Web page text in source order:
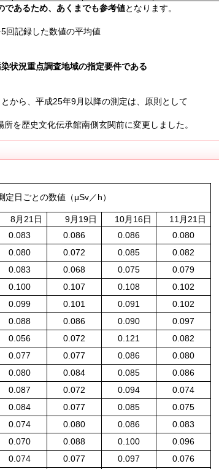
であるため、あくまでも参考値となります。
記録した数値の平均値
状況重点調査地域の指定要件である
から、平成25年9月以降の測定は、原則として
を歴史文化伝承館南側玄関前に変更しました。
定日ごとの数値（μSv／h）
8月21日 9月19日 10月16日 11月21日
0.083 0.086 0.086
0.080
0.080 0.072 0.085
0.082
0.083 0.068 0.075 0.079
0.100 0.107 0.108
0.102
0.099 0.101 0.091
0.102
0.088 0.086 0.090 0.097
0.056 0.072 0.121
0.082
0.077 0.077 0.086
0.080
0.080 0.084 0.085 0.086
0.087 0.072 0.094
0.074
0.084 0.077 0.085
0.075
0.074 0.080 0.086 0.083
0.070 0.088 0.100
0.096
0.074 0.077 0.097
0.076